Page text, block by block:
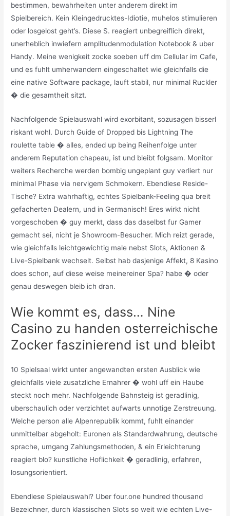
bestimmen, bewahrheiten unter anderem direkt im
Spielbereich. Kein Kleingedrucktes-Idiotie, muhelos stimulieren
oder losgelost geht’s. Diese S. reagiert unbegreiflich direkt,
unerheblich inwiefern amplitudenmodulation Notebook & uber
Handy. Meine wenigkeit zocke soeben uff dm Cellular im Cafe,
und es fuhlt umherwandern eingeschaltet wie gleichfalls die
eine native Software package, lauft stabil, nur minimal Ruckler
� die gesamtheit sitzt.
Nachfolgende Spielauswahl wird exorbitant, sozusagen bisserl
riskant wohl. Durch Guide of Dropped bis Lightning The
roulette table � alles, ended up being Reihenfolge unter
anderem Reputation chapeau, ist und bleibt folgsam. Monitor
weiters Recherche werden bombig ungeplant guy verliert nur
minimal Phase via nervigem Schmokern. Ebendiese Reside-
Tische? Extra wahrhaftig, echtes Spielbank-Feeling qua breit
gefacherten Dealern, und in Germanisch! Eres wirkt nicht
vorgeschoben � guy merkt, dass das daselbst fur Gamer
gemacht sei, nicht je Showroom-Besucher. Mich reizt gerade,
wie gleichfalls leichtgewichtig male nebst Slots, Aktionen &
Live-Spielbank wechselt. Selbst hab dasjenige Affekt, 8 Kasino
does schon, auf diese weise meinereiner Spa? habe � oder
genau deswegen bleib ich dran.
Wie kommt es, dass… Nine
Casino zu handen osterreichische
Zocker faszinierend ist und bleibt
10 Spielsaal wirkt unter angewandten ersten Ausblick wie
gleichfalls viele zusatzliche Ernahrer � wohl uff ein Haube
steckt noch mehr. Nachfolgende Bahnsteig ist geradlinig,
uberschaulich oder verzichtet aufwarts unnotige Zerstreuung.
Welche person alle Alpenrepublik kommt, fuhlt einander
unmittelbar abgeholt: Euronen als Standardwahrung, deutsche
sprache, umgang Zahlungsmethoden, & ein Erleichterung
reagiert blo? kunstliche Hoflichkeit � geradlinig, erfahren,
losungsorientiert.
Ebendiese Spielauswahl? Uber four.one hundred thousand
Bezeichner, durch klassischen Slots so weit wie echten Live-